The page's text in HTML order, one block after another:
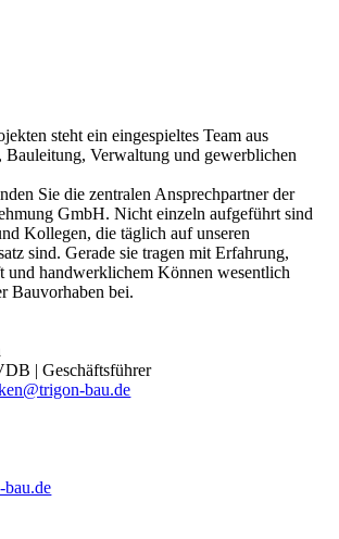
steht ein eingespieltes Team aus
Bauleitung, Verwaltung und gewerblichen
Sie die zentralen Ansprechpartner der
GmbH. Nicht einzeln aufgeführt sind
Kollegen, die täglich auf unseren
sind. Gerade sie tragen mit Erfahrung,
und handwerklichem Können wesentlich
Bauvorhaben bei.
| Geschäftsführer
bau.de